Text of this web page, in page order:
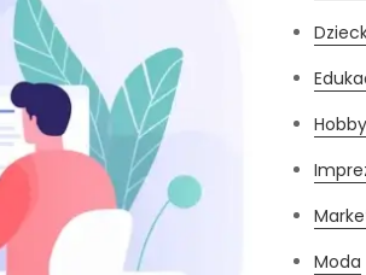
Hobby
Moda